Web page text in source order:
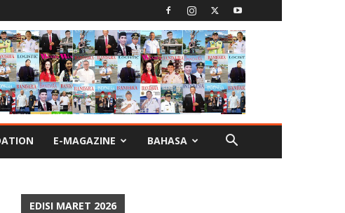
E-MAGAZINE BAHASA
EDISI MARET 2026